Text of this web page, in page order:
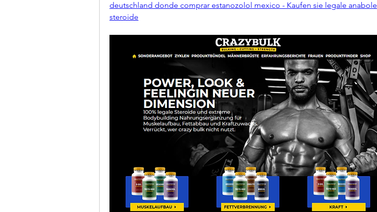
deutschland donde comprar estanozolol mexico - Kaufen sie legale anabole
steroide